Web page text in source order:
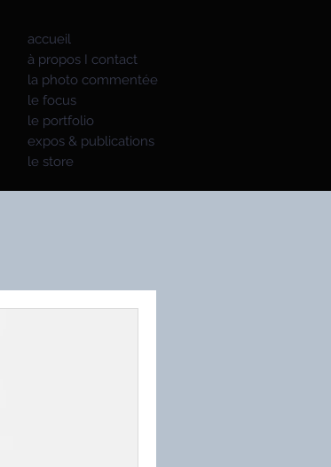
accueil
à propos I contact
la photo commentée
le focus
le portfolio
expos & publications
le store